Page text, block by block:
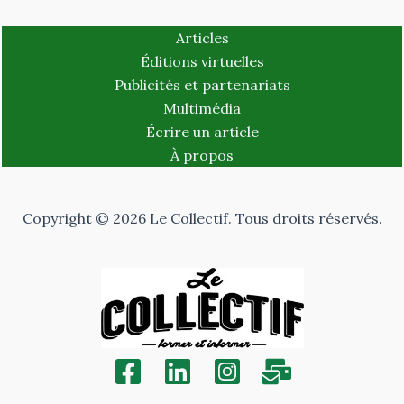
Articles
Éditions virtuelles
Publicités et partenariats
Multimédia
Écrire un article
À propos
Copyright © 2026 Le Collectif. Tous droits réservés.